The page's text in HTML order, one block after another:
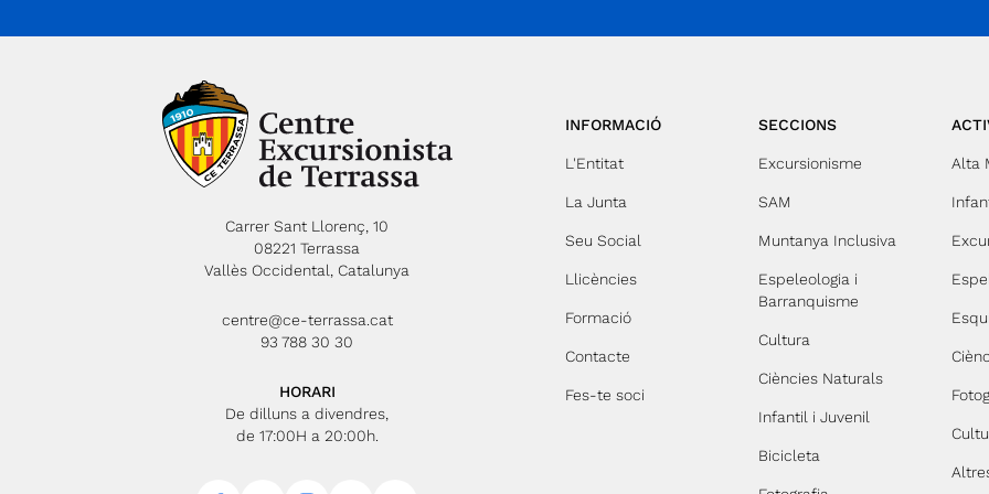
gran era enrajolada. A l’hostal encara hi podem
la vida quotidiana. La cuina, habitacions, els
banys, una tina, molins de vi i d’oli, el celler,
bassa, etc ... L’hostal encara estava funcionant
com a mas agrícola als anys 30 del segle passat.
A partir dels anys 50 Sant Jaume va quedar
abandonat definitivament, fet que en va
accelerar el procés de decadència. El Camí Ral
arriba pel sud-est i marxa pel nord-oest cap a
Pont de Vilomara i Manresa. Desfarem un trosset
de camí i agafarem l’anomenat camí dels
Maquis, passant per la Balma o Bauma del
Carrer Sant Llorenç, 10
08221 Terrassa
Vallès Occidental, Catalunya
centre@ce-terrassa.cat
93 788 30 30
HORARI
De dilluns a divendres,
de 17:00H a 20:00h.
INFORMACIÓ
L'Entitat
La Junta
Seu Social
Llicències
Formació
Contacte
Fes-te soci
SECCIONS
Excursionisme
SAM
Muntanya Inclusiva
Espeleologia i
Barranquisme
Cultura
Ciències Naturals
Infantil i Juvenil
Bicicleta
Alta